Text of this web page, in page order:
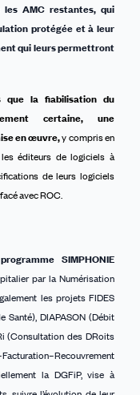
AMC restantes, qui
protégée et à leur
qui leurs permettront
que la fiabilisation du
certaine, une
en œuvre,y compris en
éditeurs de logiciels à
de leurs logiciels
avec ROC.
SIMPHONIE
par la Numérisation
les projets FIDES
Santé), DIAPASON (Débit
(Consultation des DRoits
la DGFiP, vise à